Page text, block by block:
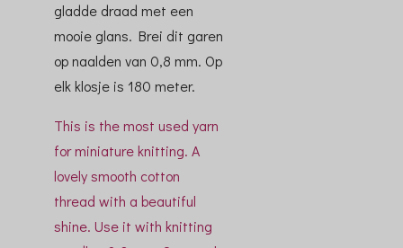
gladde draad met een
mooie glans. Brei dit garen
op naalden van 0,8 mm. Op
elk klosje is 180 meter.
This is the most used yarn
for miniature knitting. A
lovely smooth cotton
thread with a beautiful
shine. Use it with knitting